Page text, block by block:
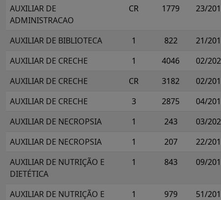
AUXILIAR DE
ADMINISTRACAO
CR 1779 23/
AUXILIAR DE BIBLIOTECA 1 822
21/
AUXILIAR DE CRECHE
1 4046
02/
AUXILIAR DE CRECHE
CR 3182
02/
AUXILIAR DE CRECHE
3 2875
04/
AUXILIAR DE NECROPSIA
1 243
03/
AUXILIAR DE NECROPSIA
1 207
22/
AUXILIAR DE NUTRIÇÃO E
DIETÉTICA
1 843 09/
AUXILIAR DE NUTRIÇÃO E
1 979 51/